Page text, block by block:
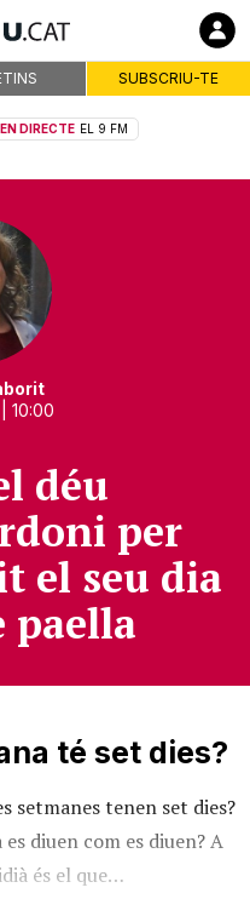
SUBSCRIU-TE
EN DIRECTE EL 9 FM
| 10:00
déu
per
el seu dia
paella
té set dies?
setmanes tenen set dies?
diuen com es diuen? A
és el que…